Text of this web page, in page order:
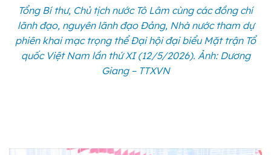
Tổng Bí thư, Chủ tịch nước Tô Lâm cùng các đồng chí
lãnh đạo, nguyên lãnh đạo Đảng, Nhà nước tham dự
phiên khai mạc trọng thể Đại hội đại biểu Mặt trận Tổ
quốc Việt Nam lần thứ XI (12/5/2026). Ảnh: Dương
Giang – TTXVN